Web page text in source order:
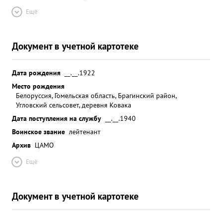
Ещё
Документ в учетной картотеке
Дата рождения
__.__.1922
Место рождения
Белоруссия, Гомельская область, Брагинский район,
Угловский сельсовет, деревня Ковака
Дата поступления на службу
__.__.1940
Воинское звание лейтенант
Архив ЦАМО
Ещё
Документ в учетной картотеке